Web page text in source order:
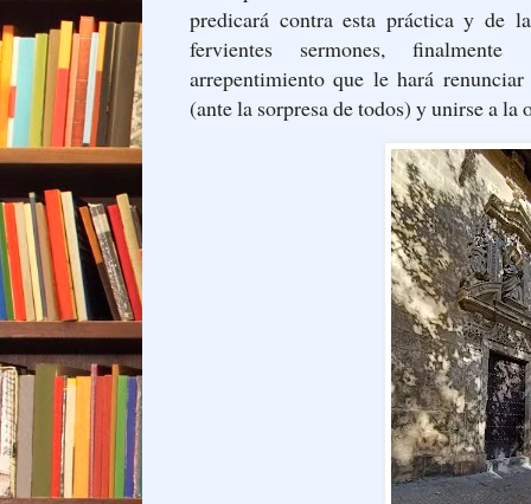
predicará contra esta práctica y de
fervientes sermones,
arrepentimiento que le hará
(ante la sorpresa de todos) y unirse a la